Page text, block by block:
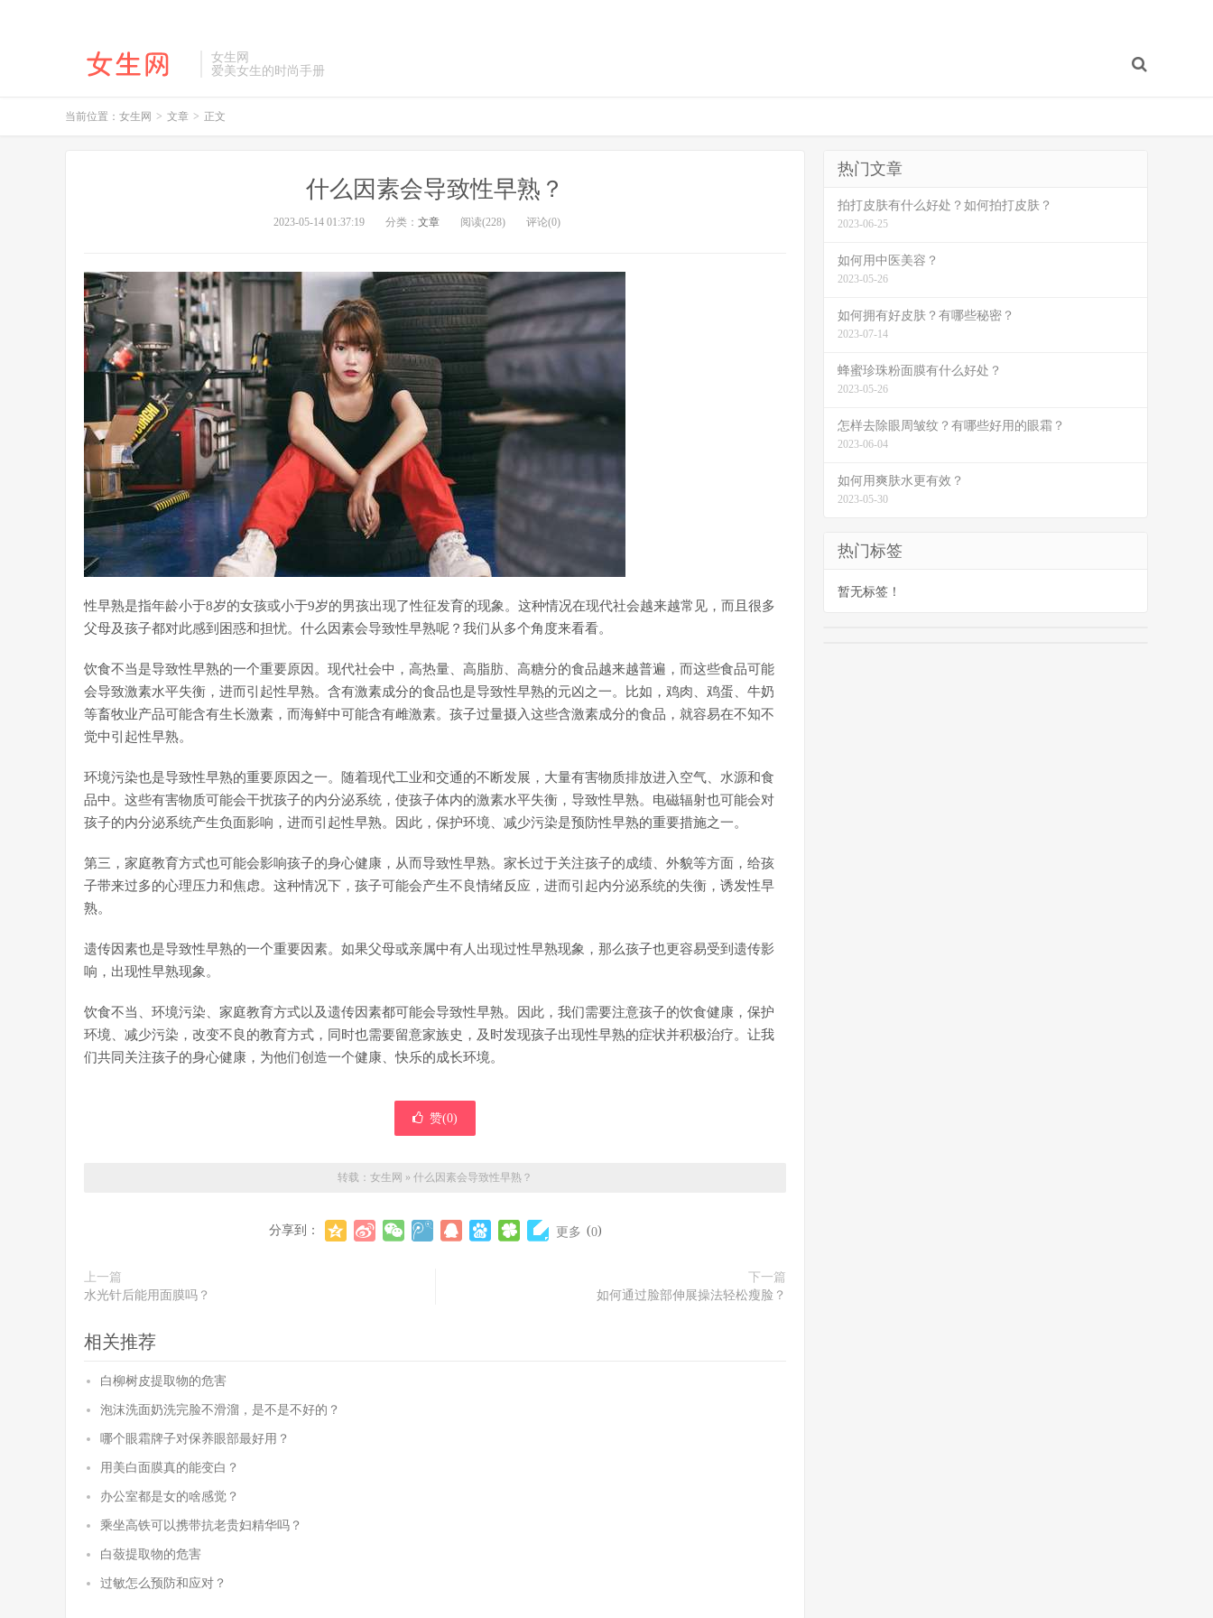
女生网
爱美女生的时尚手册
当前位置： 女生网 > 文章 > 正文
什么因素会导致性早熟？
2023-05-14 01:37:19 分类： 文章 阅读(228) 评论(0)
性早熟是指年龄小于8岁的女孩或小于9岁的男孩出现了性征发育的现象。这种情况在现代社会越来越常见，而且很多
父母及孩子都对此感到困惑和担忧。什么因素会导致性早熟呢？我们从多个角度来看看。
饮食不当是导致性早熟的一个重要原因。现代社会中，高热量、高脂肪、高糖分的食品越来越普遍，而这些食品可能
会导致激素水平失衡，进而引起性早熟。含有激素成分的食品也是导致性早熟的元凶之一。比如，鸡肉、鸡蛋、牛奶
等畜牧业产品可能含有生长激素，而海鲜中可能含有雌激素。孩子过量摄入这些含激素成分的食品，就容易在不知不
觉中引起性早熟。
环境污染也是导致性早熟的重要原因之一。随着现代工业和交通的不断发展，大量有害物质排放进入空气、水源和食
品中。这些有害物质可能会干扰孩子的内分泌系统，使孩子体内的激素水平失衡，导致性早熟。电磁辐射也可能会对
孩子的内分泌系统产生负面影响，进而引起性早熟。因此，保护环境、减少污染是预防性早熟的重要措施之一。
第三，家庭教育方式也可能会影响孩子的身心健康，从而导致性早熟。家长过于关注孩子的成绩、外貌等方面，给孩
子带来过多的心理压力和焦虑。这种情况下，孩子可能会产生不良情绪反应，进而引起内分泌系统的失衡，诱发性早
熟。
遗传因素也是导致性早熟的一个重要因素。如果父母或亲属中有人出现过性早熟现象，那么孩子也更容易受到遗传影
响，出现性早熟现象。
饮食不当、环境污染、家庭教育方式以及遗传因素都可能会导致性早熟。因此，我们需要注意孩子的饮食健康，保护
环境、减少污染，改变不良的教育方式，同时也需要留意家族史，及时发现孩子出现性早熟的症状并积极治疗。让我
们共同关注孩子的身心健康，为他们创造一个健康、快乐的成长环境。
赞(0)
转载： 女生网 » 什么因素会导致性早熟？
分享到： 更多 (0)
上一篇
水光针后能用面膜吗？
下一篇
如何通过脸部伸展操法轻松瘦脸？
相关推荐
白柳树皮提取物的危害
泡沫洗面奶洗完脸不滑溜，是不是不好的？
哪个眼霜牌子对保养眼部最好用？
用美白面膜真的能变白？
办公室都是女的啥感觉？
乘坐高铁可以携带抗老贵妇精华吗？
白蔹提取物的危害
过敏怎么预防和应对？
热门文章
拍打皮肤有什么好处？如何拍打皮肤？
2023-06-25
如何用中医美容？
2023-05-26
如何拥有好皮肤？有哪些秘密？
2023-07-14
蜂蜜珍珠粉面膜有什么好处？
2023-05-26
怎样去除眼周皱纹？有哪些好用的眼霜？
2023-06-04
如何用爽肤水更有效？
2023-05-30
热门标签
暂无标签！